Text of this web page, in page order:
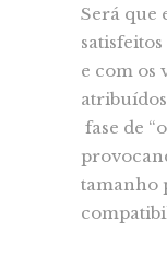
Será que
e com os
fase de
tamanho